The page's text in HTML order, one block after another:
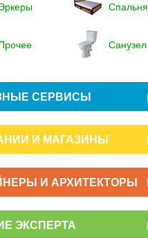
Спальня
Санузел
СЕРВИСЫ
И МАГАЗИНЫ
И АРХИТЕКТОРЫ
ЭКСПЕРТА